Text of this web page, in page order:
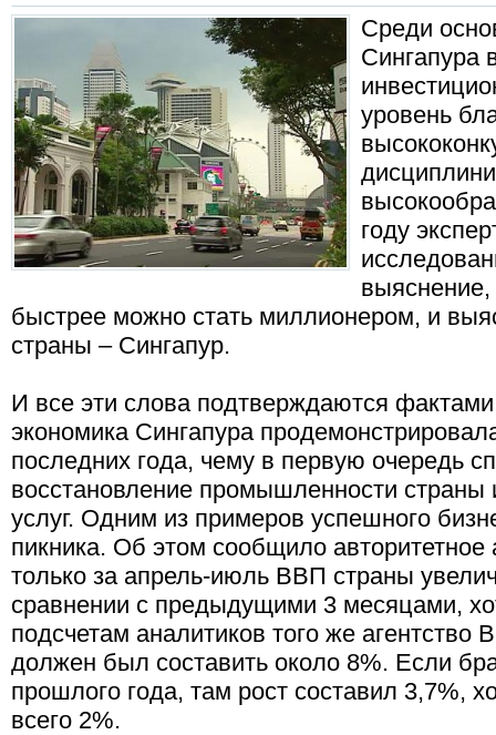
Среди
Сингапура
уровень
году
выяснение,
быстрее можно стать миллионером, и
страны – Сингапур.
И все эти слова подтверждаются
экономика Сингапура
последних года, чему в первую очередь
восстановление промышленности
услуг. Одним из примеров успешного
пикника. Об этом сообщило авторитетное
только за апрель-июль ВВП страны
сравнении с предыдущими 3 месяцами,
подсчетам аналитиков того же агентство
должен был составить около 8%. Если
прошлого года, там рост составил 3,7%,
всего 2%.